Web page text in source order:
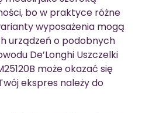
bo w praktyce różne
wyposażenia mogą
urządzeń o podobnych
De’Longhi Uszczelki
może okazać się
ekspres należy do